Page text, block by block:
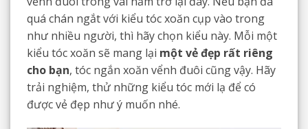
quá chán ngắt với kiểu tóc xoăn cụp vào trong
như nhiều người, thì hãy chọn kiểu này. Mỗi một
kiểu tóc xoăn sẽ mang lại một vẻ đẹp rất riêng
cho bạn, tóc ngắn xoăn vểnh đuôi cũng vậy. Hãy
trải nghiệm, thử những kiểu tóc mới lạ để có
được vẻ đẹp như ý muốn nhé.